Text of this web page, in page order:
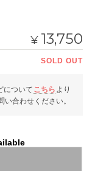
¥ 13,750
SOLD OUT
について こちら より
い合わせください。